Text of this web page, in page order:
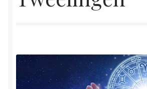
Blogs
Herinner wie je werkelijk bent